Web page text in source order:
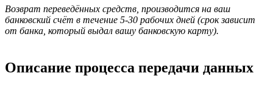
Возврат переведённых средств, производится на ваш
банковский счёт в течение 5-30 рабочих дней (срок зависит
от банка, который выдал вашу банковскую карту).
Описание процесса передачи данных